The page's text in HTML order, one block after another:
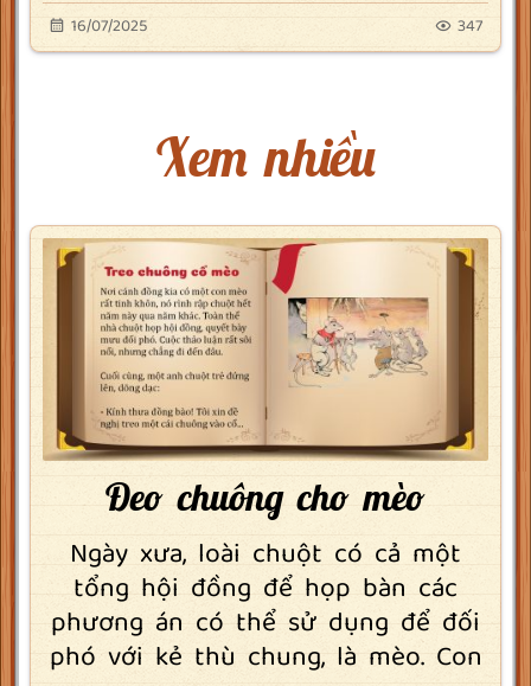
16/07/2025 347
Xem nhiều
Đeo chuông cho mèo
Ngày xưa, loài chuột có cả một
tổng hội đồng để họp bàn các
phương án có thể sử dụng để đối
phó với kẻ thù chung, là mèo. Con